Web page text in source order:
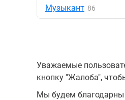
Музыкант 86
Уважаемые
кнопку "Жалоба",
Мы будем благодарны